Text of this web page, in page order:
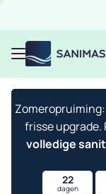
MenuSanimaster
Zomeropruiming:
frisse upgrade.
volledige
22
dagen